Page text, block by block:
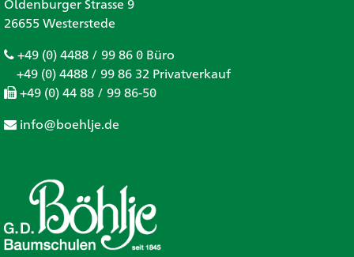
Oldenburger Strasse 9
26655 Westerstede
+49 (0) 4488 / 99 86 0 Büro
+49 (0) 4488 / 99 86 32 Privatverkauf
+49 (0) 44 88 / 99 86-50
info@boehlje.de